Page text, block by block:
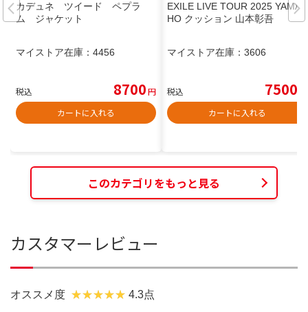
カデュネ ツイード ペプラ
ム ジャケット
マイストア在庫： 4456
税込 8700円
カートに入れる
EXILE LIVE TOUR 2025 YAMAS
HO クッション 山本彰吾
マイストア在庫： 3606
税込 7500
カートに入れる
このカテゴリをもっと見る
カスタマーレビュー
オススメ度 4.3点